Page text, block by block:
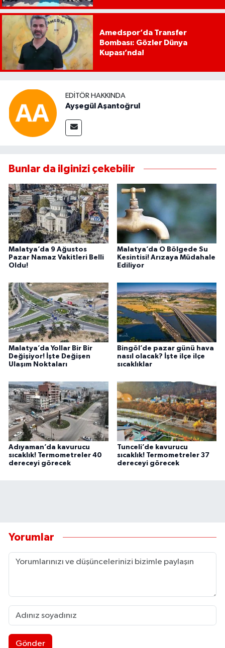
Amedspor’da Transfer
Bombası: Gözler Dünya
Kupası’nda!
EDITÖR HAKKINDA
Ayşegül Aşantoğrul
Bunlar da ilginizi çekebilir
Malatya’da 9 Ağustos
Pazar Namaz Vakitleri Belli
Oldu!
Malatya’da O Bölgede Su
Kesintisi! Arızaya Müdahale
Ediliyor
Malatya’da Yollar Bir Bir
Değişiyor! İşte Değişen
Ulaşım Noktaları
Bingöl’de pazar günü hava
nasıl olacak? İşte ilçe ilçe
sıcaklıklar
Adıyaman’da kavurucu
sıcaklık! Termometreler 40
dereceyi görecek
Tunceli’de kavurucu
sıcaklık! Termometreler 37
dereceyi görecek
Yorumlar
Gönder